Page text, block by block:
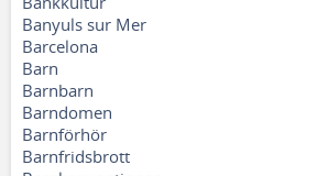
Banyuls sur Mer
Barcelona
Barn
Barnbarn
Barndomen
Barnförhör
Barnfridsbrott